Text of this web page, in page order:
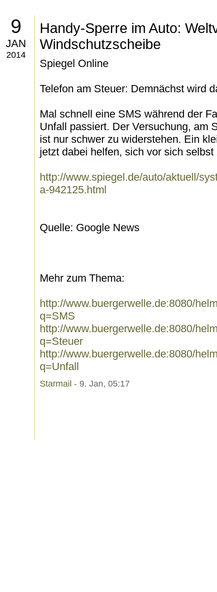
9
JAN
2014
Handy-Sperre im Auto:
Windschutzscheibe
Spiegel Online
Telefon am Steuer: Demnächst wird
Mal schnell eine SMS während der
Unfall passiert. Der Versuchung, am
ist nur schwer zu widerstehen. Ein
jetzt dabei helfen, sich vor sich
http://www.spiegel.de/auto/aktuell/
a-942125.html
Quelle: Google News
Mehr zum Thema:
http://www.buergerwelle.de:8080/
q=SMS
http://www.buergerwelle.de:8080/
q=Steuer
http://www.buergerwelle.de:8080/
q=Unfall
Starmail - 9. Jan, 05:17